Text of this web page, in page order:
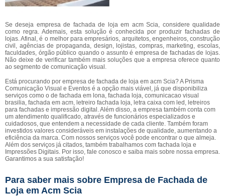
Se deseja empresa de fachada de loja em acm Scia, considere qualidade
como regra. Ademais, esta solução é conhecida por produzir fachadas de
lojas. Afinal, é o melhor para empresários, arquitetos, engenheiros, construção
civil, agências de propaganda, design, lojistas, compras, marketing, escolas,
faculdades, órgão público quando o assunto é empresa de fachadas de lojas.
Não deixe de verificar também mais soluções que a empresa oferece quanto
ao segmento de comunicação visual.
Está procurando por empresa de fachada de loja em acm Scia? A Prisma
Comunicação Visual e Eventos é a opção mais viável, já que disponibiliza
serviços como o de fachada em lona, fachada loja, comunicacao visual
brasilia, fachada em acm, letreiro fachada loja, letra caixa com led, letreiros
para fachadas e impressão digital. Além disso, a empresa também conta com
um atendimento qualificado, através de funcionários especializados e
cuidadosos, que entendem a necessidade de cada cliente. Também foram
investidos valores consideráveis em instalações de qualidade, aumentando a
eficiência da marca. Com nossos serviços você pode encontrar o que almeja.
Além dos serviços já citados, também trabalhamos com fachada loja e
Impressões Digitais. Por isso, fale conosco e saiba mais sobre nossa empresa.
Garantimos a sua satisfação!
Para saber mais sobre Empresa de Fachada de
Loja em Acm Scia